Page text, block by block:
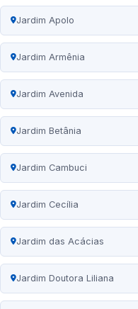
Jardim Apolo
Jardim Armênia
Jardim Avenida
Jardim Betânia
Jardim Cambuci
Jardim Cecília
Jardim das Acácias
Jardim Doutora Liliana